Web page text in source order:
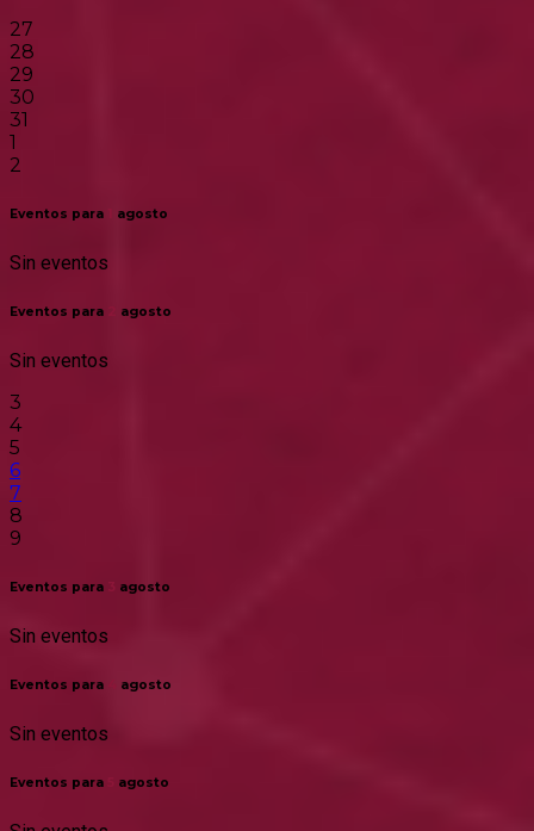
27
28
29
30
31
1
2
Eventos para agosto
Sin eventos
Eventos para agosto
Sin eventos
3
4
5
6
7
8
9
Eventos para agosto
Sin eventos
Eventos para agosto
Sin eventos
Eventos para agosto